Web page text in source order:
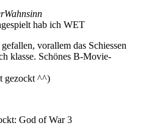
hab ich WET
vorallem das Schiessen
klasse. Schönes B-Movie-
gezockt ^^)
God of War 3